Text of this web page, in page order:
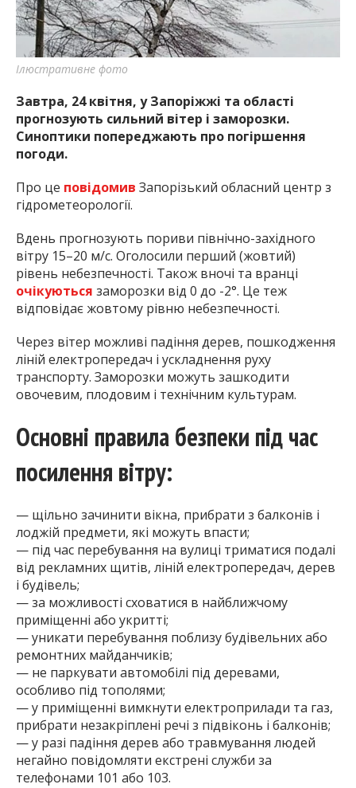
найважливішу інформацію про події
міста Запоріжжя та області.
Ілюстративне фото
Завтра, 24 квітня, у Запоріжжі та області
прогнозують сильний вітер і заморозки.
Синоптики попереджають про погіршення
погоди.
Про це повідомив Запорізький обласний центр з
гідрометеорології.
Вдень прогнозують пориви північно-західного
вітру 15–20 м/с. Оголосили перший (жовтий)
рівень небезпечності. Також вночі та вранці
очікуються заморозки від 0 до -2°. Це теж
відповідає жовтому рівню небезпечності.
Через вітер можливі падіння дерев, пошкодження
ліній електропередач і ускладнення руху
транспорту. Заморозки можуть зашкодити
овочевим, плодовим і технічним культурам.
Основні правила безпеки під час
посилення вітру:
— щільно зачинити вікна, прибрати з балконів і
лоджій предмети, які можуть впасти;
— під час перебування на вулиці триматися подалі
від рекламних щитів, ліній електропередач, дерев
і будівель;
— за можливості сховатися в найближчому
приміщенні або укритті;
— уникати перебування поблизу будівельних або
ремонтних майданчиків;
— не паркувати автомобілі під деревами,
особливо під тополями;
— у приміщенні вимкнути електроприлади та газ,
прибрати незакріплені речі з підвіконь і балконів;
— у разі падіння дерев або травмування людей
негайно повідомляти екстрені служби за
телефонами 101 або 103.